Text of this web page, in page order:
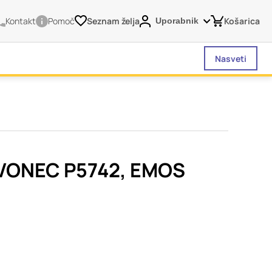
Kontakt Pomoč Seznam želja Uporabnik Košarica
Nasveti
P5742, EMOS
brskalnika,
običajno ne
uporabniško
na vašo uporabo
Običajno